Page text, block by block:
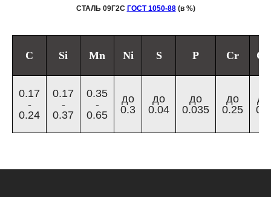
СТАЛЬ 09Г2С ГОСТ 1050-88(в %)
C Si Mn Ni S P Cr Cu
0.17
-
0.24
0.17
-
0.37
0.35
-
0.65
до
0.3
до
0.04
до
0.035
до
0.25
до
0.3